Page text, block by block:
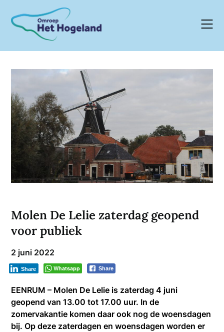
content
Molen De Lelie zaterdag geopend
voor publiek
2 juni 2022
Whatsapp Share
Share
EENRUM – Molen De Lelie is zaterdag 4 juni
geopend van 13.00 tot 17.00 uur. In de
zomervakantie komen daar ook nog de woensdagen
bij. Op deze zaterdagen en woensdagen worden er